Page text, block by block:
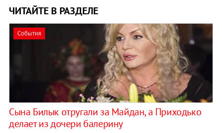
ЧИТАЙТЕ В РАЗДЕЛЕ
События
Сына Билык отругали за Майдан, а Приходько
делает из дочери балерину